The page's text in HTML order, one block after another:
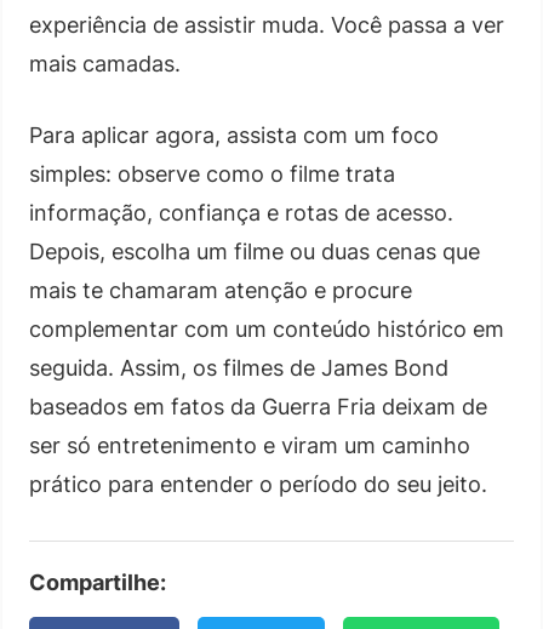
experiência de assistir muda. Você passa a ver
mais camadas.
Para aplicar agora, assista com um foco
simples: observe como o filme trata
informação, confiança e rotas de acesso.
Depois, escolha um filme ou duas cenas que
mais te chamaram atenção e procure
complementar com um conteúdo histórico em
seguida. Assim, os filmes de James Bond
baseados em fatos da Guerra Fria deixam de
ser só entretenimento e viram um caminho
prático para entender o período do seu jeito.
Compartilhe: